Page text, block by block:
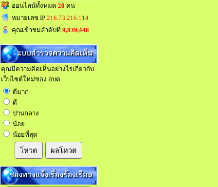
ออนไลน์ทั้งหมด 20 คน
หมายเลข IP 216.73.216.114
คุณเข้าชมลำดับที่ 9,839,448
แบบสำรวจความคิดเห็น
คุณมีความคิดเห็นอย่างไรเกี่ยวกับ
เว็บไซต์ใหม่ของ อบต.
ดีมาก
ดี
ปานกลาง
น้อย
น้อยที่สุด
โหวต ผลโหวต
ช่องทางแจ้งเรื่องร้องเรียน